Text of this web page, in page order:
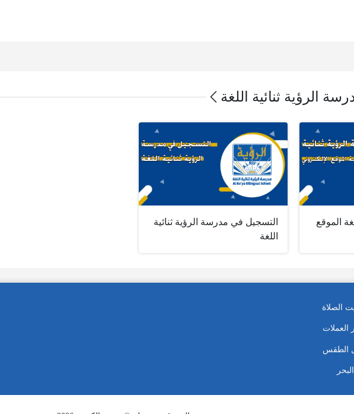
الرؤية ثنائية اللغة
الموقع
التسجيل في مدرسة الرؤية ثنائية
اللغة
الصلاة
العملات
الطقس